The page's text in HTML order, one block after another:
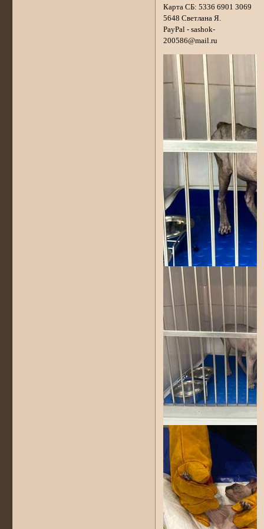
Карта СБ: 5336 6901 3069
5648 Светлана Я.
PayPal - sashok-
200586@mail.ru